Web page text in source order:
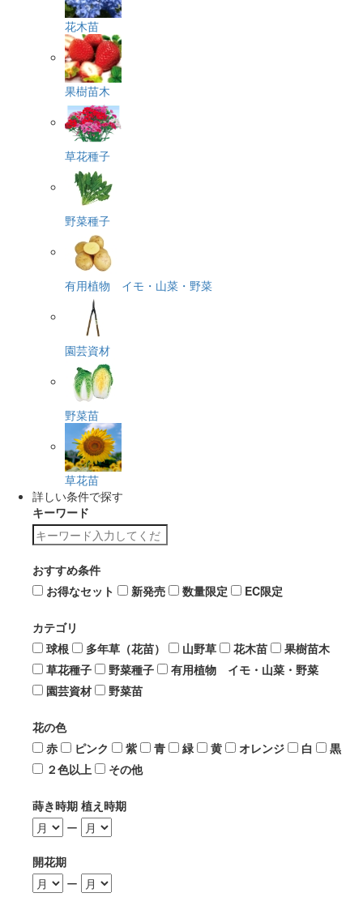
花木苗
果樹苗木
草花種子
野菜種子
有用植物 イモ・山菜・野菜
園芸資材
野菜苗
草花苗
詳しい条件で探す
キーワード
おすすめ条件
お得なセット
新発売 数量限定 EC限定
カテゴリ
球根
多年草（花苗） 山野草 花木苗
果樹苗木
草花種子
野菜種子
有用植物 イモ・山菜・野菜
園芸資材
野菜苗
花の色
赤
ピンク 紫 青 緑 黄 オレンジ 白
黒
２色以上
その他
蒔き時期 植え時期
ー
開花期
ー